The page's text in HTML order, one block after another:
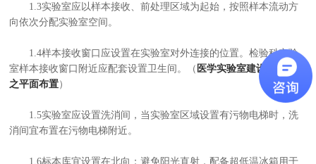
1.3实验室应以样本接收、前处理区域为起始，按照样本流动方
向依次分配实验室空间。
1.4样本接收窗口应设置在实验室对外连接的位置。检验科实验
室样本接收窗口附近应配套设置卫生间。（ 医学实验室建设装修规范
之平面布置）
1.5实验室应设置洗消间，当实验室区域设置有污物电梯时，洗
消间宜布置在污物电梯附近。
1.6标本库宜设置在北向；避免阳光直射，配备超低温冰箱用于